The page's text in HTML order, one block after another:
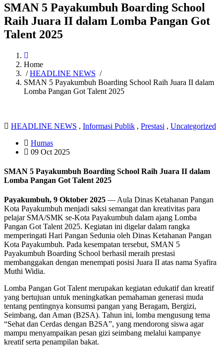
SMAN 5 Payakumbuh Boarding School
Raih Juara II dalam Lomba Pangan Got
Talent 2025
Home
/HEADLINE NEWS /
SMAN 5 Payakumbuh Boarding School Raih Juara II dalam
Lomba Pangan Got Talent 2025
HEADLINE NEWS , Informasi Publik , Prestasi , Uncategorized
Humas
09 Oct 2025
SMAN 5 Payakumbuh Boarding School Raih Juara II dalam
Lomba Pangan Got Talent 2025
Payakumbuh, 9 Oktober 2025 — Aula Dinas Ketahanan Pangan
Kota Payakumbuh menjadi saksi semangat dan kreativitas para
pelajar SMA/SMK se-Kota Payakumbuh dalam ajang Lomba
Pangan Got Talent 2025. Kegiatan ini digelar dalam rangka
memperingati Hari Pangan Sedunia oleh Dinas Ketahanan Pangan
Kota Payakumbuh. Pada kesempatan tersebut, SMAN 5
Payakumbuh Boarding School berhasil meraih prestasi
membanggakan dengan menempati posisi Juara II atas nama Syafira
Muthi Widia.
Lomba Pangan Got Talent merupakan kegiatan edukatif dan kreatif
yang bertujuan untuk meningkatkan pemahaman generasi muda
tentang pentingnya konsumsi pangan yang Beragam, Bergizi,
Seimbang, dan Aman (B2SA). Tahun ini, lomba mengusung tema
“Sehat dan Cerdas dengan B2SA”, yang mendorong siswa agar
mampu menyampaikan pesan gizi seimbang melalui kampanye
kreatif serta penampilan bakat.